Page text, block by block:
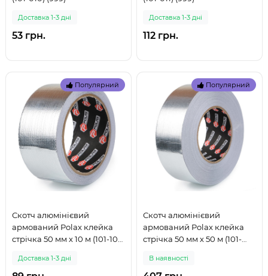
Доставка 1-3 дні
53 грн.
Доставка 1-3 дні
112 грн.
Популярний
Скотч алюмінієвий
армований Polax клейка
стрічка 50 мм х 10 м (101-106)
Доставка 1-3 дні
Популярний
Скотч алюмінієвий
армований Polax клейка
стрічка 50 мм х 50 м (101-
В наявностi